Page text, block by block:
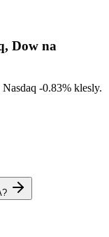
Dow na
Nasdaq -0.83% klesly.